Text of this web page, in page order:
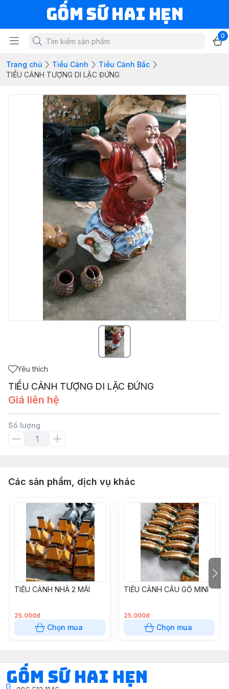
Gốm Sứ Hai Hẹn
0
Trang chủ Tiểu Cảnh
Tiểu Cảnh Bắc
TIỂU CẢNH TƯỢNG DI LẶC ĐỨNG
Yêu thích
TIỂU CẢNH TƯỢNG DI LẶC ĐỨNG
Giá liên hệ
Số lượng
Các sản phẩm, dịch vụ khác
TIỂU CẢNH NHÀ 2 MÁI
25.000đ
Chọn mua
TIỂU CẢNH CẦU GỖ MINI
25.000đ
Chọn mua
Gốm Sứ Hai Hẹn